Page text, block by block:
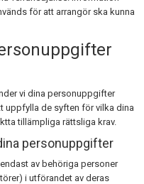
för att arrangör ska kunna
vi dina personuppgifter
uppfylla de syften för vilka dina
tillämpliga rättsliga krav.
personuppgifter
av behöriga personer
i utförandet av deras